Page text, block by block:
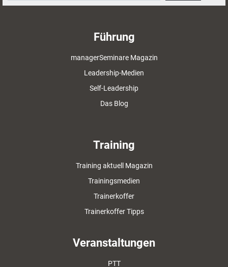
Führung
managerSeminare Magazin
Leadership-Medien
Self-Leadership
Das Blog
Training
Training aktuell Magazin
Trainingsmedien
Trainerkoffer
Trainerkoffer Tipps
Veranstaltungen
PTT